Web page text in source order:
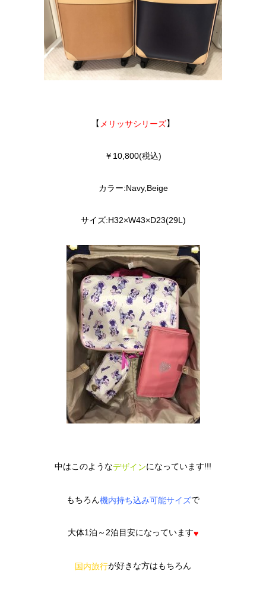
【 メリッサシリーズ】
￥10,800(税込)
カラー:Navy,Beige
サイズ:H32×W43×D23(29L)
中はこのようなデザインになっています!!!
もちろん機内持ち込み可能サイズで
大体1泊～2泊目安になっています♥
国内旅行が好きな方はもちろん